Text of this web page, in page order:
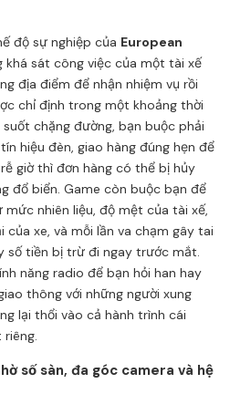
độ sự nghiệp của European
khá sát công việc của một tài xế
địa điểm để nhận nhiệm vụ rồi
chỉ định trong một khoảng thời
chặng đường, bạn buộc phải
hiệu đèn, giao hàng đúng hẹn để
giờ thì đơn hàng có thể bị hủy
đổ biển. Game còn buộc bạn để
nhiên liệu, độ mệt của tài xế,
xe, và mỗi lần va chạm gây tai
số tiền bị trừ đi ngay trước mắt.
năng radio để bạn hỏi han hay
thông với những người xung
lại thổi vào cả hành trình cái
riêng.
số sàn, đa góc camera và hệ